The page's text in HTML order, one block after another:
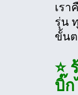
เร
รุ่น
ขั้นต
⭐
บิ๊ก